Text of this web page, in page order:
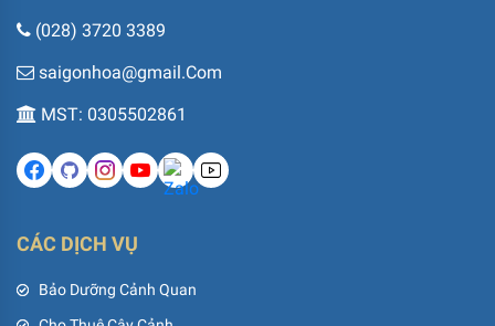
(028) 3720 3389
saigonhoa@gmail.Com
MST: 0305502861
CÁC DỊCH VỤ
Bảo Dưỡng Cảnh Quan